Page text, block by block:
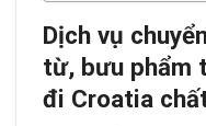
Dịch vụ chuyể
từ, bưu phẩm
đi Croatia chấ